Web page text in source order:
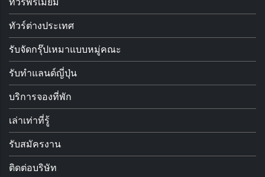
ทัวร์ต่างประเทศ
รับจัดกรุ๊ปเหมาแบบหมู่คณะ
รับทำแลนด์ญี่ปุ่น
บริการจองที่พัก
เล่าเท่าที่รู้
รับสมัครงาน
ติดต่อบริษัท